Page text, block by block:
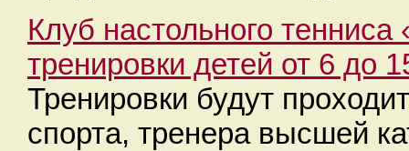
Клуб настольного
тренировки детей от 6 до
Тренировки будут
спорта, тренера высшей